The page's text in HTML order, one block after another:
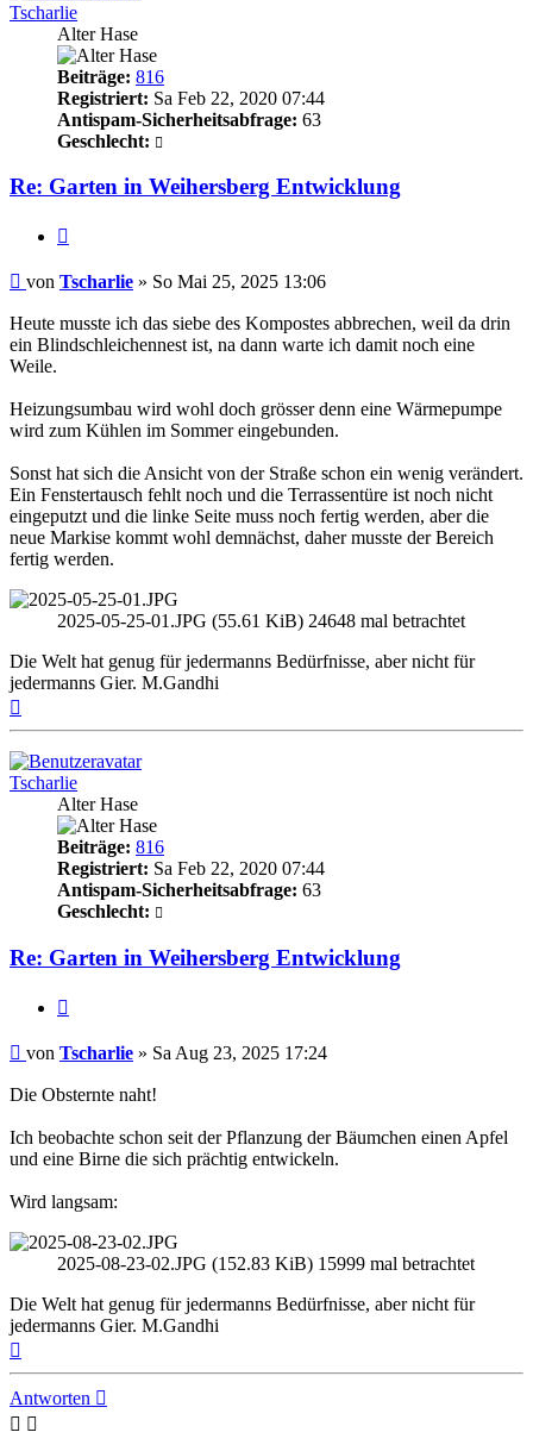
Tscharlie
Alter Hase
Beiträge: 816
Registriert: Sa Feb 22, 2020 07:44
Antispam-Sicherheitsabfrage: 63
Geschlecht:
Re: Garten in Weihersberg Entwicklung
Beitrag
von Tscharlie » So Mai 25, 2025 13:06
Heute musste ich das siebe des Kompostes abbrechen, weil da drin
ein Blindschleichennest ist, na dann warte ich damit noch eine
Weile.
Heizungsumbau wird wohl doch grösser denn eine Wärmepumpe
wird zum Kühlen im Sommer eingebunden.
Sonst hat sich die Ansicht von der Straße schon ein wenig verändert.
Ein Fenstertausch fehlt noch und die Terrassentüre ist noch nicht
eingeputzt und die linke Seite muss noch fertig werden, aber die
neue Markise kommt wohl demnächst, daher musste der Bereich
fertig werden.
2025-05-25-01.JPG (55.61 KiB) 24648 mal betrachtet
Die Welt hat genug für jedermanns Bedürfnisse, aber nicht für
jedermanns Gier. M.Gandhi
Tscharlie
Alter Hase
Beiträge: 816
Registriert: Sa Feb 22, 2020 07:44
Antispam-Sicherheitsabfrage: 63
Geschlecht:
Re: Garten in Weihersberg Entwicklung
Beitrag
von Tscharlie » Sa Aug 23, 2025 17:24
Die Obsternte naht!
Ich beobachte schon seit der Pflanzung der Bäumchen einen Apfel
und eine Birne die sich prächtig entwickeln.
Wird langsam:
2025-08-23-02.JPG (152.83 KiB) 15999 mal betrachtet
Die Welt hat genug für jedermanns Bedürfnisse, aber nicht für
jedermanns Gier. M.Gandhi
Antworten